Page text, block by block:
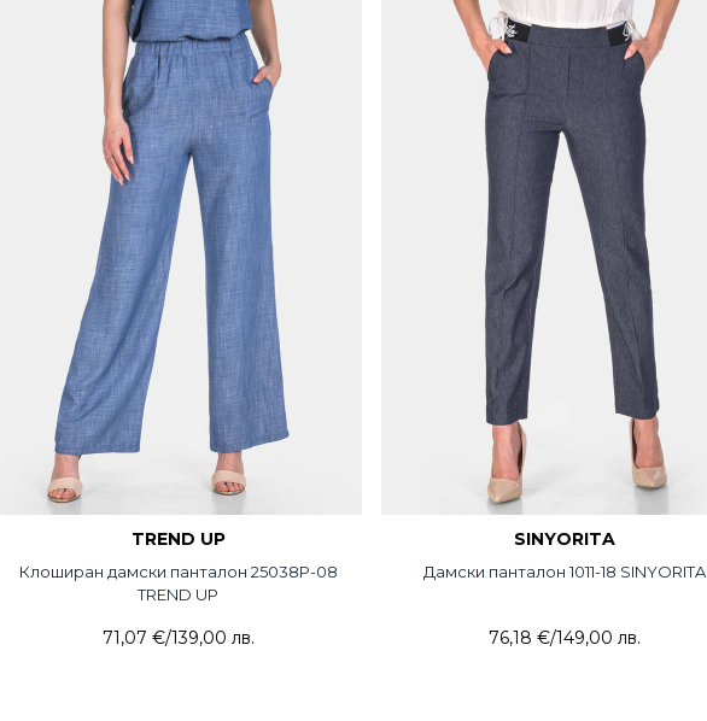
TREND UP
Клоширан дамски панталон 25038P-08
TREND UP
71,07 €/139,00 лв.
SINYORITA
Дамски панталон 1011-18 SINYORITA
76,18 €/149,00 лв.